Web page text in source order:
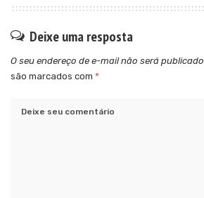
Deixe uma resposta
O seu endereço de e-mail não será publicado.
são marcados com *